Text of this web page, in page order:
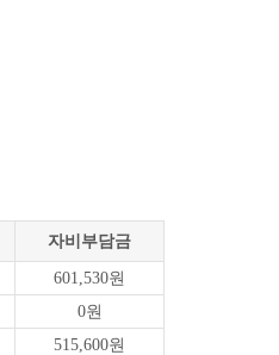
자비부담금
601,530원
0원
515,600원